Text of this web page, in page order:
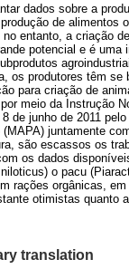
dados sobre a
de alimentos
entanto, a criação
potencial e é uma
os produtores têm se
para criação de
meio da Instrução
de junho de 2011
juntamente
são escassos os
os dados
o pacu
rações orgânicas,
otimistas quanto
translation